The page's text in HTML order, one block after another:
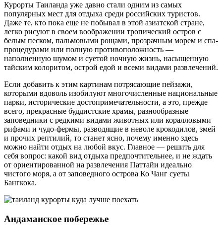
Курорты Таиланда уже давно стали одним из самых
популярных мест для отдыха среди российских туристов.
Даже те, кто пока еще не побывал в этой азиатской стране,
легко рисуют в своем воображении тропический остров с
белым песком, пальмовыми рощами, прозрачным морем и спа-
процедурами или полную противоположность —
наполненную шумом и суетой ночную жизнь, насыщенную
тайским колоритом, острой едой и всеми видами развлечений.
Если добавить к этим картинам потрясающие пейзажи,
которыми вдоволь изобилуют многочисленные национальные
парки, исторические достопримечательности, а это, прежде
всего, прекрасные буддистские храмы, разнообразные
заповедники с редкими видами животных или коралловыми
рифами и чудо-фермы, разводящие в неволе крокодилов, змей
и прочих рептилий, то станет ясно, почему именно здесь
можно найти отдых на любой вкус. Главное — решить для
себя вопрос: какой вид отдыха предпочтительнее, и не ждать
от ориентированной на развлечения Паттайи идеально
чистого моря, а от заповедного острова Ко Чанг суеты
Бангкока.
Андаманское побережье